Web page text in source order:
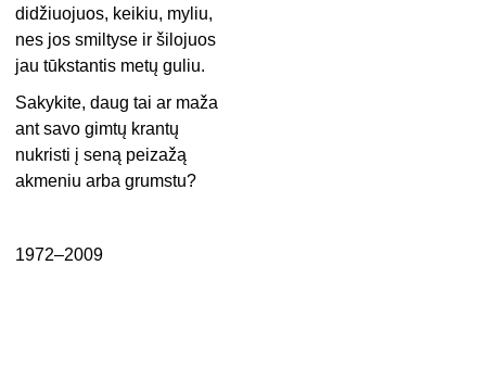
didžiuojuos, keikiu, myliu,
nes jos smiltyse ir šilojuos
jau tūkstantis metų guliu.
Sakykite, daug tai ar maža
ant savo gimtų krantų
nukristi į seną peizažą
akmeniu arba grumstu?
1972–2009